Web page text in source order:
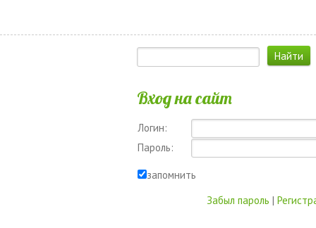
Вход на сайт
Логин:
Пароль:
запомнить
Забыл пароль |